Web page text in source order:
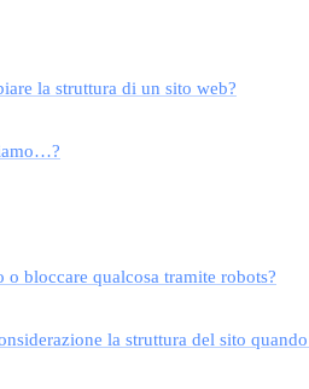
la struttura di un sito web?
bloccare qualcosa tramite robots?
la struttura del sito